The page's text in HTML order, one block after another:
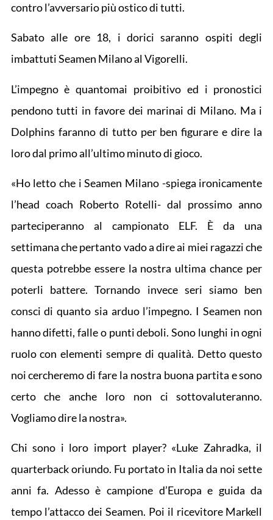
contro l’avversario più ostico di tutti.
Sabato alle ore 18, i dorici saranno ospiti degli
imbattuti Seamen Milano al Vigorelli.
L’impegno è quantomai proibitivo ed i pronostici
pendono tutti in favore dei marinai di Milano. Ma i
Dolphins faranno di tutto per ben figurare e dire la
loro dal primo all’ultimo minuto di gioco.
«Ho letto che i Seamen Milano -spiega ironicamente
l’head coach Roberto Rotelli- dal prossimo anno
parteciperanno al campionato ELF. È da una
settimana che pertanto vado a dire ai miei ragazzi che
questa potrebbe essere la nostra ultima chance per
poterli battere. Tornando invece seri siamo ben
consci di quanto sia arduo l’impegno. I Seamen non
hanno difetti, falle o punti deboli. Sono lunghi in ogni
ruolo con elementi sempre di qualità. Detto questo
noi cercheremo di fare la nostra buona partita e sono
certo che anche loro non ci sottovaluteranno.
Vogliamo dire la nostra».
Chi sono i loro import player? «Luke Zahradka, il
quarterback oriundo. Fu portato in Italia da noi sette
anni fa. Adesso è campione d’Europa e guida da
tempo l’attacco dei Seamen. Poi il ricevitore Markell